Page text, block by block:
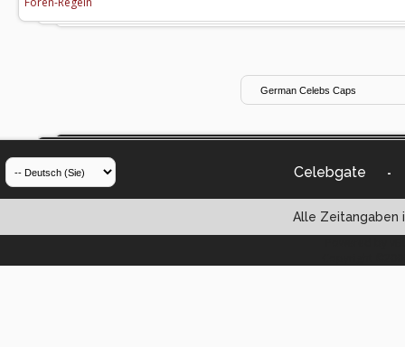
Celebgate -
Alle Zeitangaben